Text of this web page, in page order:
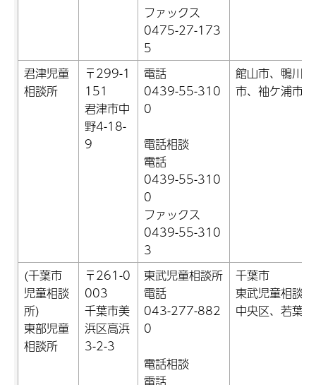
ファックス
0475-27-173
5
君津児童
相談所
〒299-1
151
君津市中
野4-18-
9
電話
0439-55-310
0
電話相談
電話
0439-55-310
0
ファックス
0439-55-310
3
館山市、鴨川
市、袖ケ浦市
(千葉市
児童相談
所)
東部児童
相談所
〒261-0
003
千葉市美
浜区高浜
3-2-3
東武児童相談所
電話
043-277-882
0
電話相談
電話
千葉市
東武児童相談所
中央区、若葉